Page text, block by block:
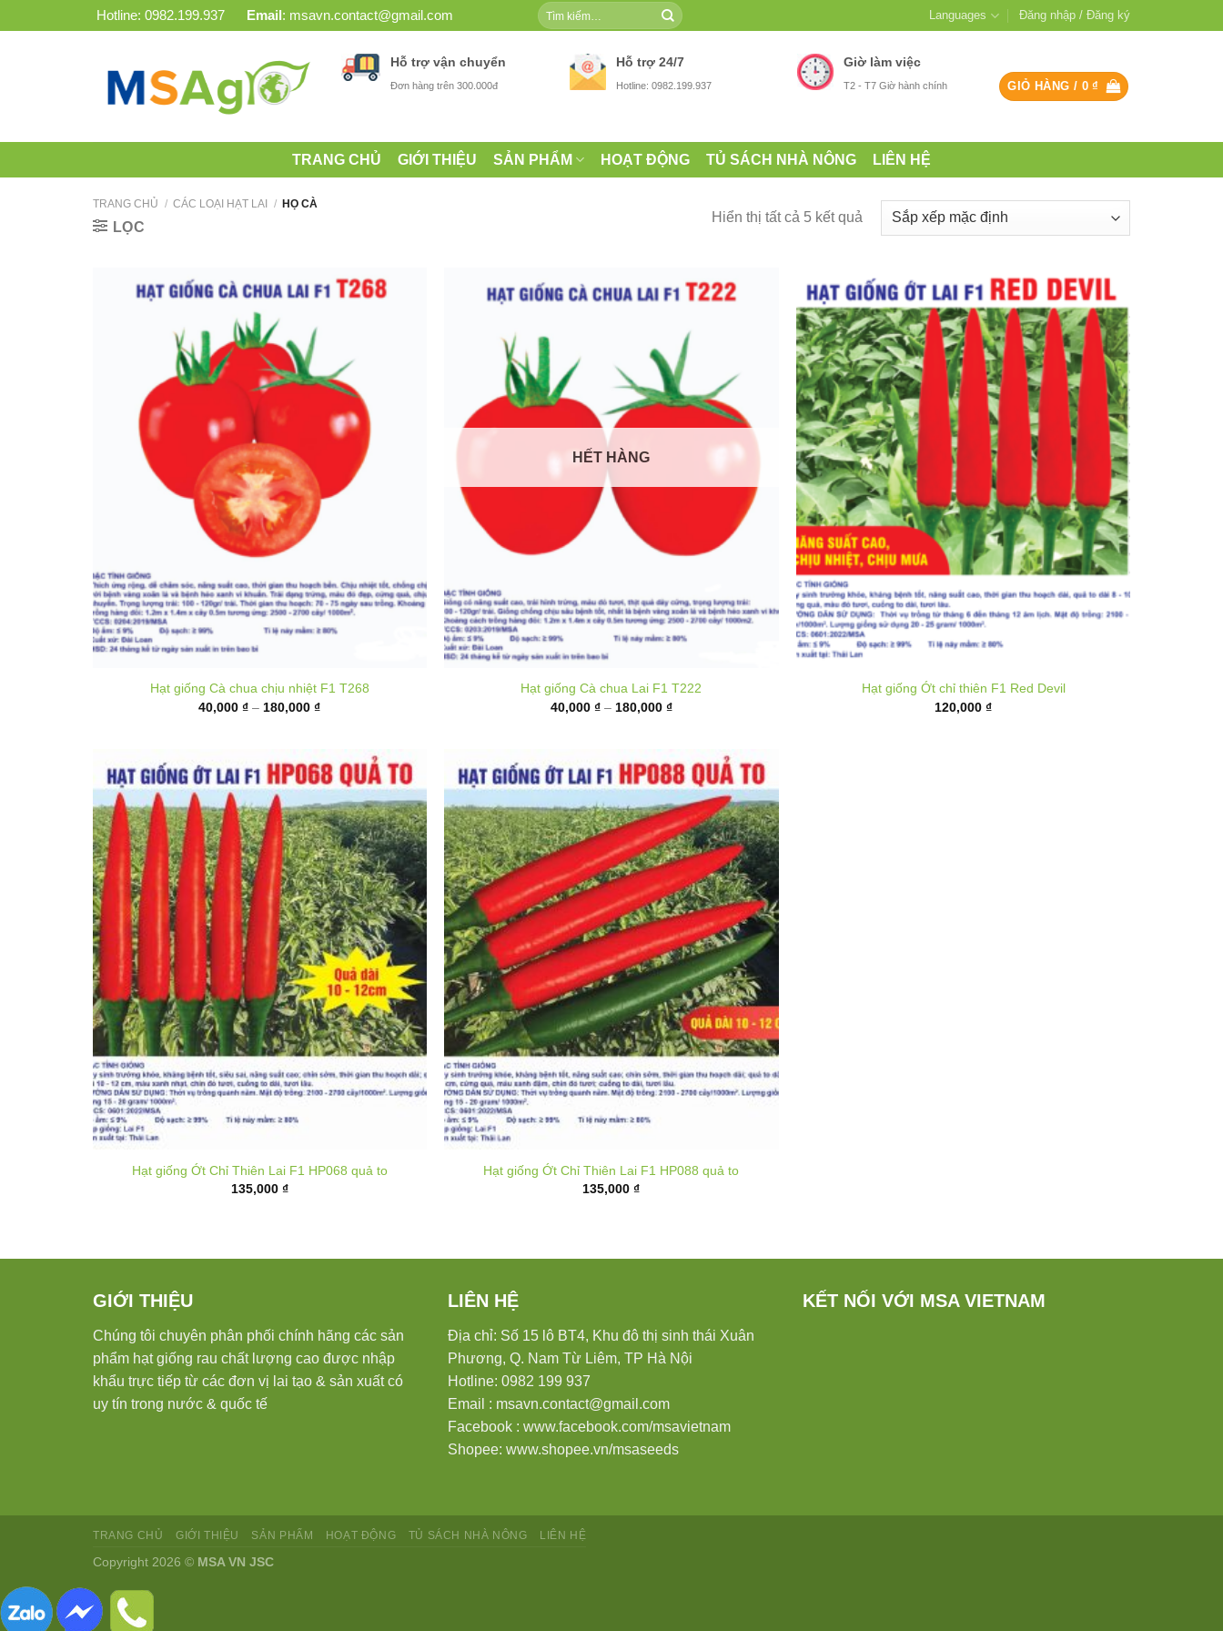
qua
Hotline: 0982.199.937 Email: msavn.contact@gmail.com
Tìm
kiếm:
Languages Đăng nhập / Đăng ký
Hỗ trợ vận chuyển
Đơn hàng trên 300.000đ
Hỗ trợ 24/7
Hotline: 0982.199.937
Giờ làm việc
T2 - T7 Giờ hành chính GIỎ HÀNG / 0₫
TRANG CHỦ GIỚI THIỆU SẢN PHẨM HOẠT ĐỘNG TỦ SÁCH NHÀ NÔNG LIÊN HỆ
TRANG CHỦ / CÁC LOẠI HẠT LAI / HỌ CÀ
LỌC
Hiển thị tất cả 5 kết quả
Hạt giống Cà chua chịu nhiệt F1 T268
40,000₫ – 180,000₫Khoảng
180,000 ₫
HẾT HÀNG
Hạt giống Cà chua Lai F1 T222
40,000 ₫ – 180,000 ₫Khoảng
180,000 ₫
Hạt giống Ớt chỉ thiên F1 Red Devil
120,000₫
Hạt giống Ớt Chỉ Thiên Lai F1 HP068 quả to
135,000 ₫
Hạt giống Ớt Chỉ Thiên Lai F1 HP088 quả to
135,000₫
GIỚI THIỆU
Chúng tôi chuyên phân phối chính hãng các sản
phẩm hạt giống rau chất lượng cao được nhập
khẩu trực tiếp từ các đơn vị lai tạo & sản xuất có
uy tín trong nước & quốc tế
LIÊN HỆ
Địa chỉ: Số 15 lô BT4, Khu đô thị sinh thái Xuân
Phương, Q. Nam Từ Liêm, TP Hà Nội
Hotline: 0982 199 937
Email : msavn.contact@gmail.com
Facebook : www.facebook.com/msavietnam
Shopee: www.shopee.vn/msaseeds
KẾT NỐI VỚI MSA VIETNAM
TRANG CHỦ GIỚI THIỆU SẢN PHẨM HOẠT ĐỘNG TỦ SÁCH NHÀ NÔNG LIÊN HỆ
Copyright 2026 © MSA VN JSC